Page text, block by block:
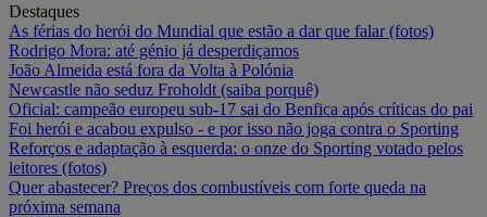
Destaques
As férias do herói do Mundial que estão a dar que falar (fotos)
Rodrigo Mora: até génio já desperdiçamos
João Almeida está fora da Volta à Polónia
Newcastle não seduz Froholdt (saiba porquê)
Oficial: campeão europeu sub-17 sai do Benfica após críticas do pai
Foi herói e acabou expulso - e por isso não joga contra o Sporting
Reforços e adaptação à esquerda: o onze do Sporting votado pelos
leitores (fotos)
Quer abastecer? Preços dos combustíveis com forte queda na
próxima semana